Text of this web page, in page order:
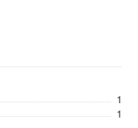
1
1